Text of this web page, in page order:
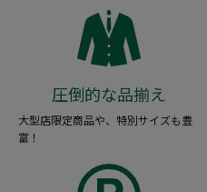
圧倒的な品揃え
大型店限定商品や、特別サイズも豊
富！